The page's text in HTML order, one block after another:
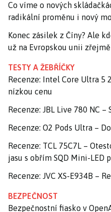
Co víme o nových
radikální proměnu i nový
Konec zásilek z Číny? Ale
už na Evropskou unii
TESTY A ŽEBŘÍČKY
Recenze: Intel Core Ultra 5
nízkou cenu
Recenze: JBL Live 780 NC
Recenze: O2 Pods Ultra –
Recenze: TCL 75C7L –
jasu s obřím SQD Mini-LED
Recenze: JVC XS-E934B –
BEZPEČNOST
Bezpečnostní fiasko v